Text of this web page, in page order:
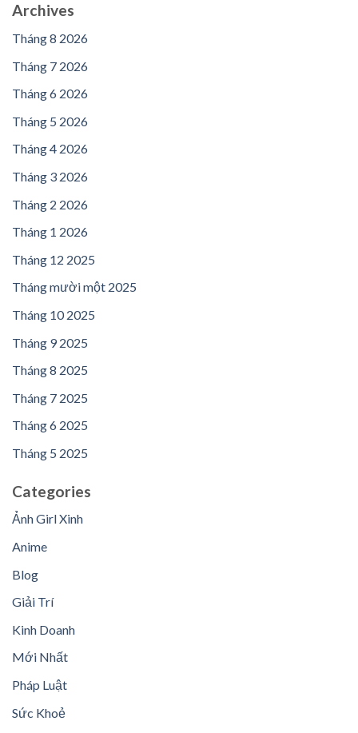
Archives
Tháng 8 2026
Tháng 7 2026
Tháng 6 2026
Tháng 5 2026
Tháng 4 2026
Tháng 3 2026
Tháng 2 2026
Tháng 1 2026
Tháng 12 2025
Tháng mười một 2025
Tháng 10 2025
Tháng 9 2025
Tháng 8 2025
Tháng 7 2025
Tháng 6 2025
Tháng 5 2025
Categories
Ảnh Girl Xinh
Anime
Blog
Giải Trí
Kinh Doanh
Mới Nhất
Pháp Luật
Sức Khoẻ